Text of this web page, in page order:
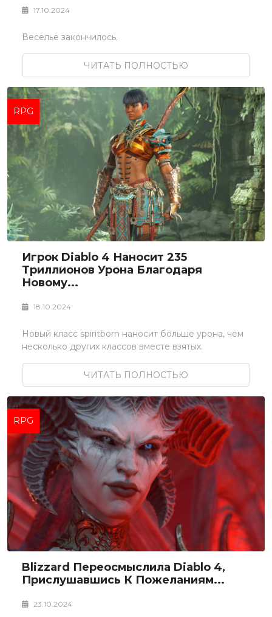
17.10.2024
Веселье закончилось.
ЧИТАТЬ ПОЛНОСТЬЮ
RPG
Игрок Diablo 4 Наносит 235
Триллионов Урона Благодаря
Новому...
18.10.2024
Новый класс spiritborn наносит больше урона, чем
несколько других классов вместе взятых.
ЧИТАТЬ ПОЛНОСТЬЮ
RPG
Blizzard Переосмыслила Diablo 4,
Прислушавшись К Пожеланиям...
23.10.2024